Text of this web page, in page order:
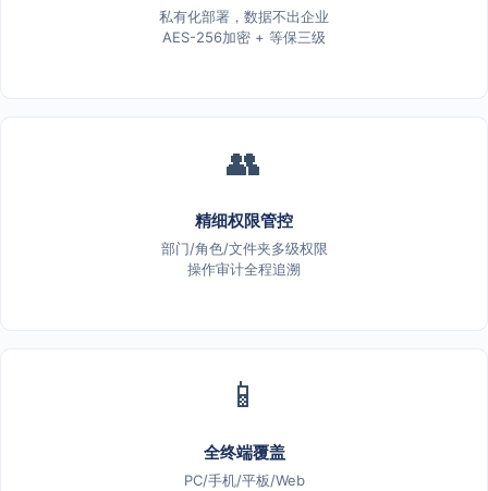
私有化部署，数据不出企业
AES-256加密 + 等保三级
👥
精细权限管控
部门/角色/文件夹多级权限
操作审计全程追溯
📱
全终端覆盖
PC/手机/平板/Web